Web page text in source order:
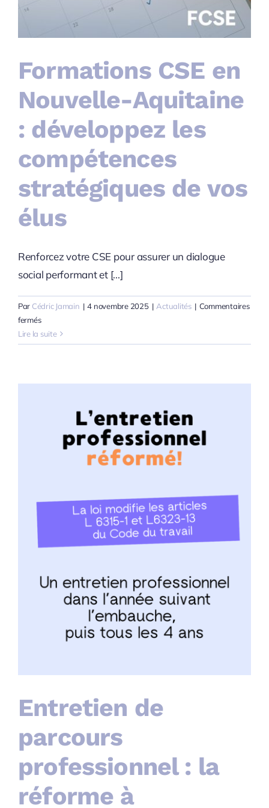
Formations CSE en
Nouvelle-Aquitaine
: développez les
compétences
stratégiques de vos
élus
Renforcez votre CSE pour assurer un dialogue
social performant et [...]
Par Cédric Jamain | 4 novembre 2025 | Actualités | Commentaires
ferméssur
Formations
CSE
compétences
Lire la suite
Entretien de
parcours
professionnel : la
réforme à